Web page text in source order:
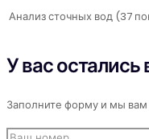
Анализ сточных вод (37
У вас
Заполните форму и мы